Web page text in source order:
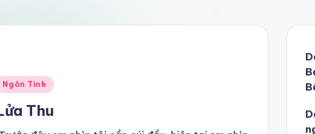
Ngôn Tình
Thu